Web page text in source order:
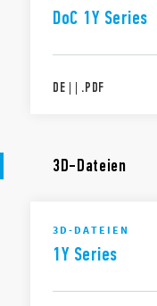
DoC 1Y Series
DE | | .PDF
3D-Dateien
3D-DATEIEN
1Y Series